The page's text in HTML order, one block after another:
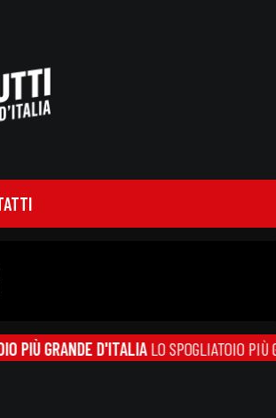
GRANDE D'ITALIALO SPOGLIATOIO PIÙ